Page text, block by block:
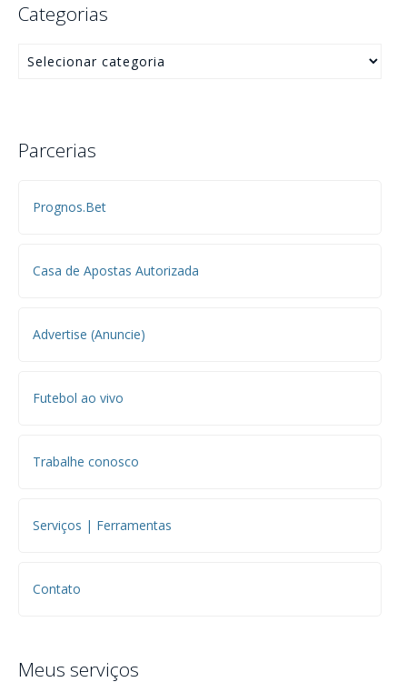
Categorias
Parcerias
Prognos.Bet
Casa de Apostas Autorizada
Advertise (Anuncie)
Futebol ao vivo
Trabalhe conosco
Serviços | Ferramentas
Contato
Meus serviços